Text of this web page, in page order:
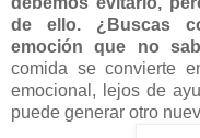
de ello. ¿Buscas
emoción que no
comida se convierte
emocional, lejos de
puede generar otro